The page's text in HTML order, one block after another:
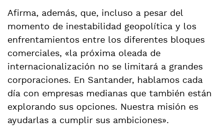
Afirma, además, que, incluso a pesar del
momento de inestabilidad geopolítica y los
enfrentamientos entre los diferentes bloques
comerciales, «la próxima oleada de
internacionalización no se limitará a grandes
corporaciones. En Santander, hablamos cada
día con empresas medianas que también están
explorando sus opciones. Nuestra misión es
ayudarlas a cumplir sus ambiciones».